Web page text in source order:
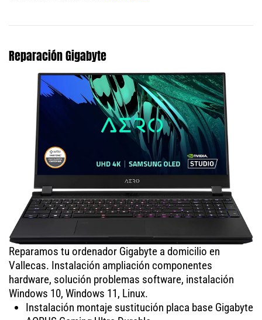
Reparación Gigabyte
Reparamos tu ordenador Gigabyte a domicilio en
Vallecas. Instalación ampliación componentes
hardware, solución problemas software, instalación
Windows 10, Windows 11, Linux.
Instalación montaje sustitución placa base Gigabyte